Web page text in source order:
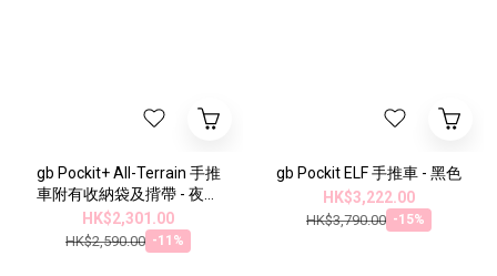
gb Pockit+ All-Terrain 手推
車附有收納袋及揹帶 - 夜空
黑
HK$2,301.00
HK$2,590.00 -11%
gb Pockit ELF 手推車 - 黑色
HK$3,222.00
HK$3,790.00 -15%